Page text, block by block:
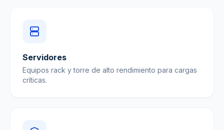
Servidores
Equipos rack y torre de alto rendimiento para cargas
críticas.